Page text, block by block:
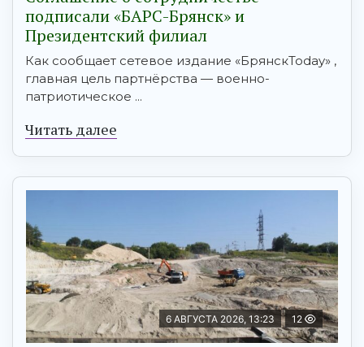
подписали «БАРС-Брянск» и
Президентский филиал
Как сообщает сетевое издание «БрянскToday» ,
главная цель партнёрства — военно-
патриотическое ...
Читать далее
6 АВГУСТА 2026, 13:23 12